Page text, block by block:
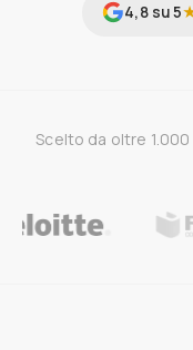
4,8 su 5
Scelto da oltre